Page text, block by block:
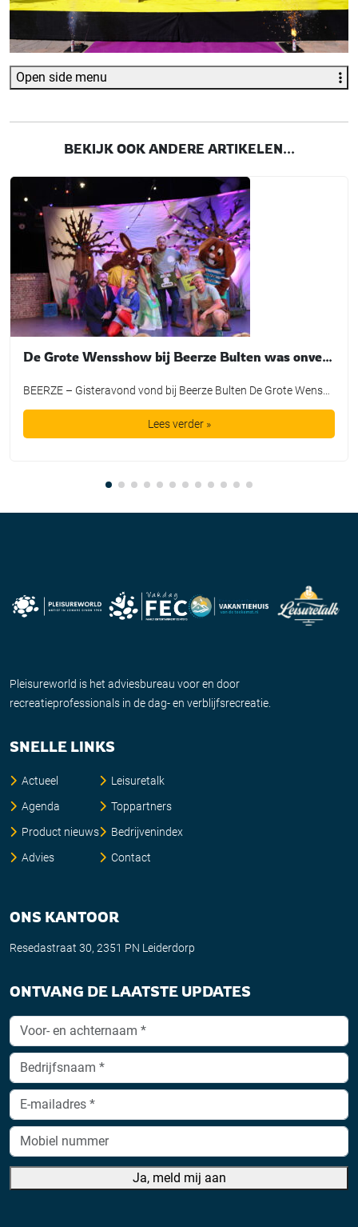
Open side menu
BEKIJK OOK ANDERE ARTIKELEN...
De Grote Wensshow bij Beerze Bulten was onvergetelijk
Lees verder »
Pleisureworld is het adviesbureau voor en door
recreatieprofessionals in de dag- en verblijfsrecreatie.
SNELLE LINKS
Actueel
Agenda
Product nieuws
Advies
Leisuretalk
Toppartners
Bedrijvenindex
Contact
ONS KANTOOR
Resedastraat 30, 2351 PN Leiderdorp
ONTVANG DE LAATSTE UPDATES
Ja, meld mij aan